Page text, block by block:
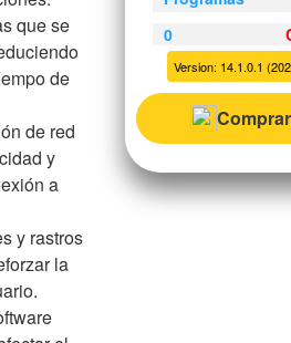
que se
de
de red
y
a
y rastros
la
0
Version: 14.1.0.1